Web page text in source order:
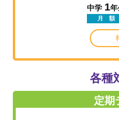
中学 1
月 額
各種
定期